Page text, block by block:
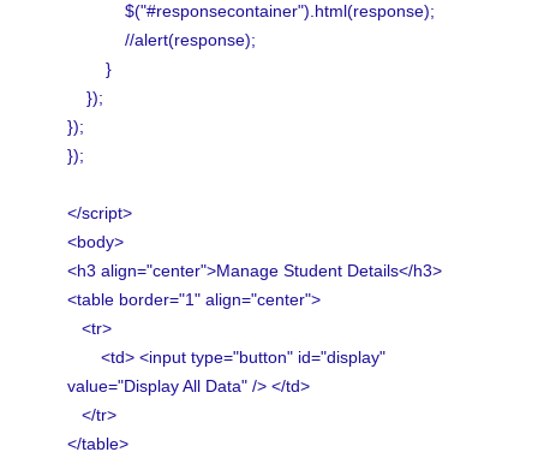
$("#responsecontainer").html(response);
//alert(response);
}
});
});
});
</script>
<body>
<h3 align="center">Manage Student Details</h3>
<table border="1" align="center">
<tr>
<td> <input type="button" id="display"
value="Display All Data" /> </td>
</tr>
</table>